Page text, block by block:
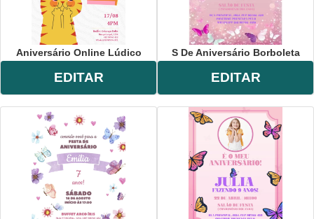
Aniversário Online Lúdico
EDITAR
S De Aniversário Borboleta
EDITAR